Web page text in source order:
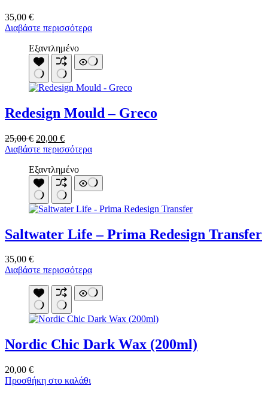
35,00 €
Διαβάστε περισσότερα
Εξαντλημένο
Redesign Mould – Greco
25,00€ Original
price
25,00 €.
20,00 €Η
τρέχουσα
είναι:
20,00 €.
Διαβάστε περισσότερα
Εξαντλημένο
Saltwater Life – Prima Redesign Transfer
35,00 €
Διαβάστε περισσότερα
Nordic Chic Dark Wax (200ml)
20,00 €
Προσθήκη στο καλάθι